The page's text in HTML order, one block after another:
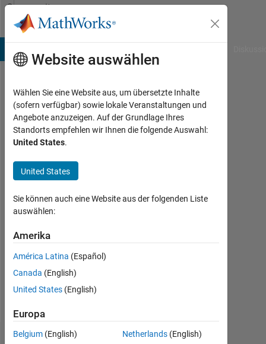
Weiter zum Inhalt
Community
Profile
midhan
mirthipati
Last
Monate
vor
Followers:
Following:
0
Follow
Website auswählen
Wählen Sie eine Website aus, um übersetzte Inhalte
(sofern verfügbar) sowie lokale Veranstaltungen und
Angebote anzuzeigen. Auf der Grundlage Ihres
Standorts empfehlen wir Ihnen die folgende Auswahl:
United States.
United States
Sie können auch eine Website aus der folgenden Liste
auswählen:
Amerika
América Latina (Español)
Canada (English)
United States (English)
Europa
Belgium (English)
Netherlands (English)